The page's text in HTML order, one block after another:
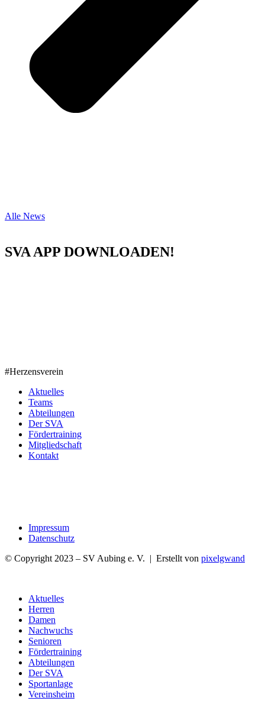
Alle News
SVA APP DOWNLOADEN!
#Herzensverein
Aktuelles
Teams
Abteilungen
Der SVA
Fördertraining
Mitgliedschaft
Kontakt
Impressum
Datenschutz
© Copyright 2023 – SV Aubing e. V. | Erstellt von pixelgwand
Aktuelles
Herren
Damen
Nachwuchs
Senioren
Fördertraining
Abteilungen
Der SVA
Sportanlage
Vereinsheim